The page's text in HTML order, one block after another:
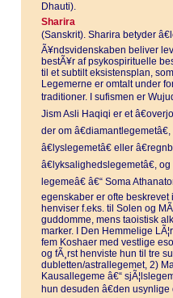
Dhauti).
Sharira
(Sanskrit). Sharira betyder
Ã¥ndsvidenskaben beliver
bestÃ¥r af psykospirituelle
til et subtilt eksistensplan,
Legemerne er omtalt under
traditioner. I sufismen er
Jism Asli Haqiqi er et
der om
â€lyslegemetâ€ eller
â€lyksalighedslegemetâ€,
legemeâ€ â€“ Soma
egenskaber er ofte
henviser f.eks. til Solen og
guddomme, mens taoistisk
marker. I Den Hemmelige
fem Koshaer med vestlige
og fÃ¸rst henviste hun til tre
dubletten/astrallegemet, 2)
Kausallegeme â€“
hun desuden â€den